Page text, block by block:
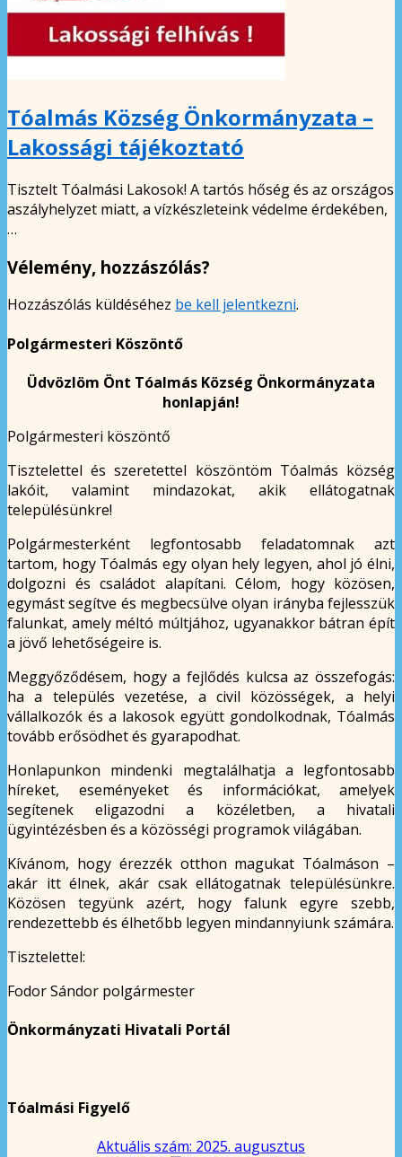
Tóalmás Község Önkormányzata –
Lakossági tájékoztató
Tisztelt Tóalmási Lakosok! A tartós hőség és az országos
aszályhelyzet miatt, a vízkészleteink védelme érdekében,
…
Vélemény, hozzászólás?
Hozzászólás küldéséhez be kell jelentkezni.
Polgármesteri Köszöntő
Üdvözlöm Önt Tóalmás Község Önkormányzata
honlapján!
Polgármesteri köszöntő
Tisztelettel és szeretettel köszöntöm Tóalmás község
lakóit, valamint mindazokat, akik ellátogatnak
településünkre!
Polgármesterként legfontosabb feladatomnak azt
tartom, hogy Tóalmás egy olyan hely legyen, ahol jó élni,
dolgozni és családot alapítani. Célom, hogy közösen,
egymást segítve és megbecsülve olyan irányba fejlesszük
falunkat, amely méltó múltjához, ugyanakkor bátran épít
a jövő lehetőségeire is.
Meggyőződésem, hogy a fejlődés kulcsa az összefogás:
ha a település vezetése, a civil közösségek, a helyi
vállalkozók és a lakosok együtt gondolkodnak, Tóalmás
tovább erősödhet és gyarapodhat.
Honlapunkon mindenki megtalálhatja a legfontosabb
híreket, eseményeket és információkat, amelyek
segítenek eligazodni a közéletben, a hivatali
ügyintézésben és a közösségi programok világában.
Kívánom, hogy érezzék otthon magukat Tóalmáson –
akár itt élnek, akár csak ellátogatnak településünkre.
Közösen tegyünk azért, hogy falunk egyre szebb,
rendezettebb és élhetőbb legyen mindannyiunk számára.
Tisztelettel:
Fodor Sándor polgármester
Önkormányzati Hivatali Portál
Tóalmási Figyelő
Aktuális szám: 2025. augusztus